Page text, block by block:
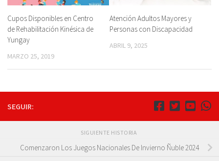
Cupos Disponibles en Centro
de Rehabilitación Kinésica de
Yungay
MARZO 25, 2019
Atención Adultos Mayores y
Personas con Discapacidad
ABRIL 9, 2025
SEGUIR:
SIGUIENTE HISTORIA
Comenzaron Los Juegos Nacionales De Invierno Ñuble 2024